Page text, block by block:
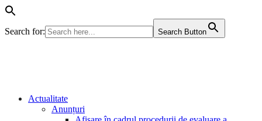
Search for: Search Button
Actualitate
Anunțuri